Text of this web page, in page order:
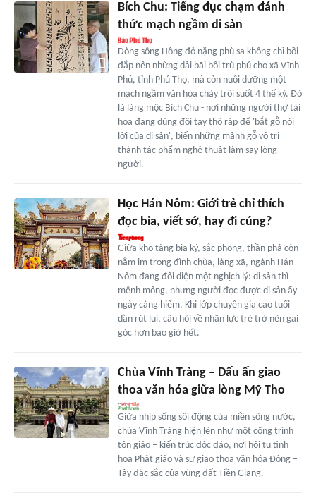
Bích Chu: Tiếng đục chạm đánh
thức mạch ngầm di sản
Dòng sông Hồng đỏ nặng phù sa không chỉ bồi
đắp nên những dải bãi bồi trù phú cho xã Vĩnh
Phú, tỉnh Phú Thọ, mà còn nuôi dưỡng một
mạch ngầm văn hóa chảy trôi suốt 4 thế kỷ. Đó
là làng mộc Bích Chu - nơi những người thợ tài
hoa đang dùng đôi tay thô ráp để 'bắt gỗ nói
lời của di sản', biến những mảnh gỗ vô tri
thành tác phẩm nghệ thuật làm say lòng
người.
Học Hán Nôm: Giới trẻ chỉ thích
đọc bia, viết sớ, hay đi cúng?
Giữa kho tàng bia ký, sắc phong, thần phả còn
nằm im trong đình chùa, làng xã, ngành Hán
Nôm đang đối diện một nghịch lý: di sản thì
mênh mông, nhưng người đọc được di sản ấy
ngày càng hiếm. Khi lớp chuyên gia cao tuổi
dần rút lui, câu hỏi về nhân lực trẻ trở nên gai
góc hơn bao giờ hết.
Chùa Vĩnh Tràng – Dấu ấn giao
thoa văn hóa giữa lòng Mỹ Tho
Giữa nhịp sống sôi động của miền sông nước,
chùa Vĩnh Tràng hiện lên như một công trình
tôn giáo – kiến trúc độc đáo, nơi hội tụ tinh
hoa Phật giáo và sự giao thoa văn hóa Đông –
Tây đặc sắc của vùng đất Tiền Giang.